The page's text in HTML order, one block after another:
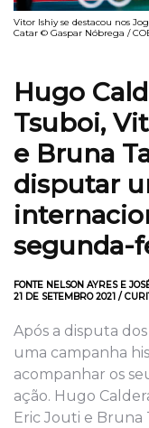
Vitor Ishiy se destacou nos
Catar © Gaspar Nóbrega /
Hugo
Tsuboi,
e Bruna
disputar
segunda-
FONTE NELSON AYRES E
21 DE SETEMBRO 2021 /
Após a disputa
uma campanha
acompanhar os
ação. Hugo
Eric Jouti e Bruna